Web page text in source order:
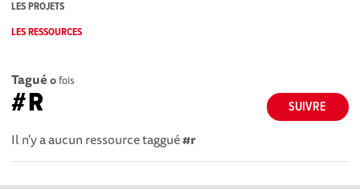
LES PROJETS
LES RESSOURCES
Tagué 0fois
SUIVRE
#R
Il n'y a aucun ressource taggué#r